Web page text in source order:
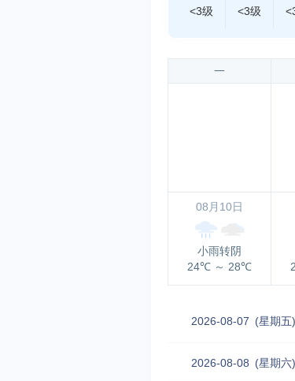
<3级 <3级
一
08月10日
小雨转阴
24℃ ～ 28℃
2026-08-07 (星期五)
2026-08-08 (星期六)